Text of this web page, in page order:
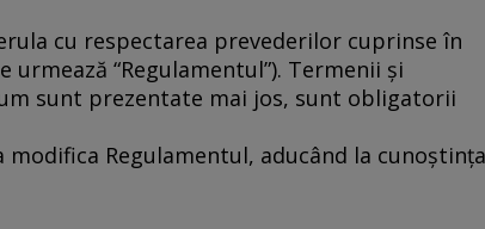
cu respectarea prevederilor cuprinse în
“Regulamentul”). Termenii şi
sunt prezentate mai jos, sunt obligatorii
Regulamentul, aducând la cunoştinţa